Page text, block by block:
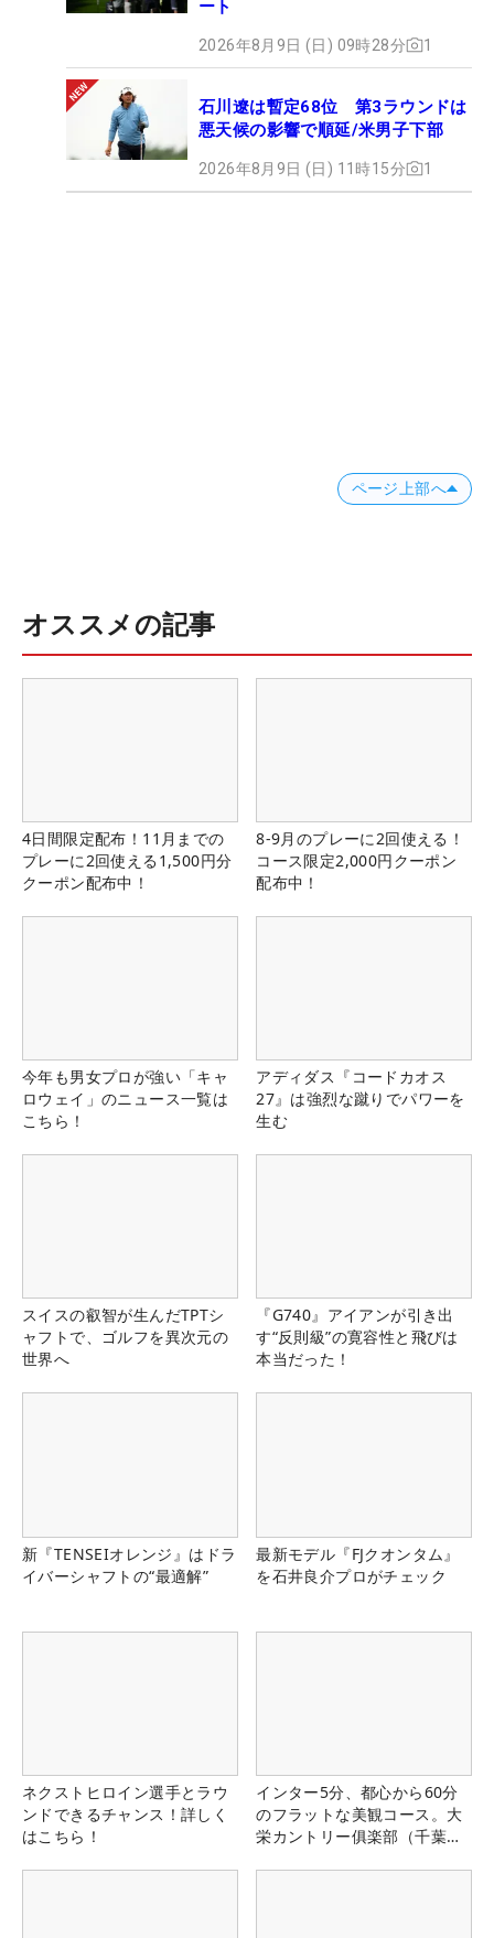
ート
2026年8月9日 (日) 09時28分 1
石川遼は暫定68位 第3ラウンドは
悪天候の影響で順延/米男子下部
2026年8月9日 (日) 11時15分 1
ページ上部へ
オススメの記事
4日間限定配布！11月までの
プレーに2回使える1,500円分
クーポン配布中！
8-9月のプレーに2回使える！
コース限定2,000円クーポン
配布中！
今年も男女プロが強い「キャ
ロウェイ」のニュース一覧は
こちら！
アディダス『コードカオス
27』は強烈な蹴りでパワーを
生む
スイスの叡智が生んだTPTシ
ャフトで、ゴルフを異次元の
世界へ
『G740』アイアンが引き出
す“反則級”の寛容性と飛びは
本当だった！
新『TENSEIオレンジ』はドラ
イバーシャフトの“最適解”
最新モデル『FJクオンタム』
を石井良介プロがチェック
ネクストヒロイン選手とラウ
ンドできるチャンス！詳しく
はこちら！
インター5分、都心から60分
のフラットな美観コース。大
栄カントリー俱楽部（千葉